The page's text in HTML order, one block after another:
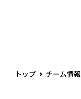
トップ チーム情報